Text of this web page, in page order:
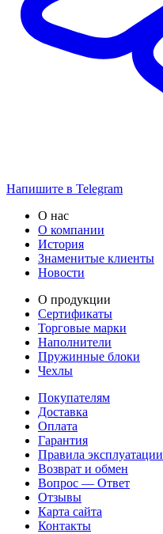
Напишите в Telegram
О нас
О компании
История
Знаменитые клиенты
Новости
О продукции
Сертификаты
Торговые марки
Наполнители
Пружинные блоки
Чехлы
Покупателям
Доставка
Оплата
Гарантия
Правила эксплуатации
Возврат и обмен
Вопрос — Ответ
Отзывы
Карта сайта
Контакты